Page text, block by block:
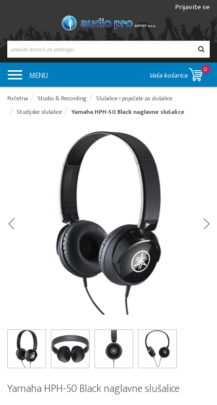
Prijavite se
MENU Vaša košarica
0
Početna Studio & Recording
Slušalice i pojačala za slušalice
Studijske slušalice
Yamaha HPH-50 Black naglavne slušalice
Yamaha HPH-50 Black naglavne slušalice